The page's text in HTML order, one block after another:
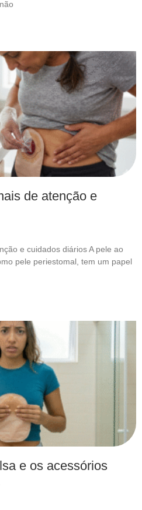
de atenção e
e cuidados diários A pele ao
pele periestomal, tem um papel
e os acessórios